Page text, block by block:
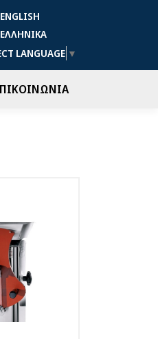
ENGLISH
ΕΛΛΗΝΙΚΆ
LANGUAGE ▼